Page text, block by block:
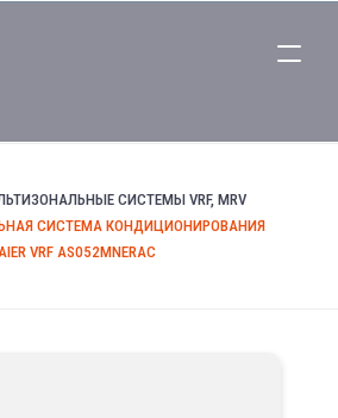
СИСТЕМЫ VRF, MRV
СИСТЕМА КОНДИЦИОНИРОВАНИЯ
VRF AS052MNERAC